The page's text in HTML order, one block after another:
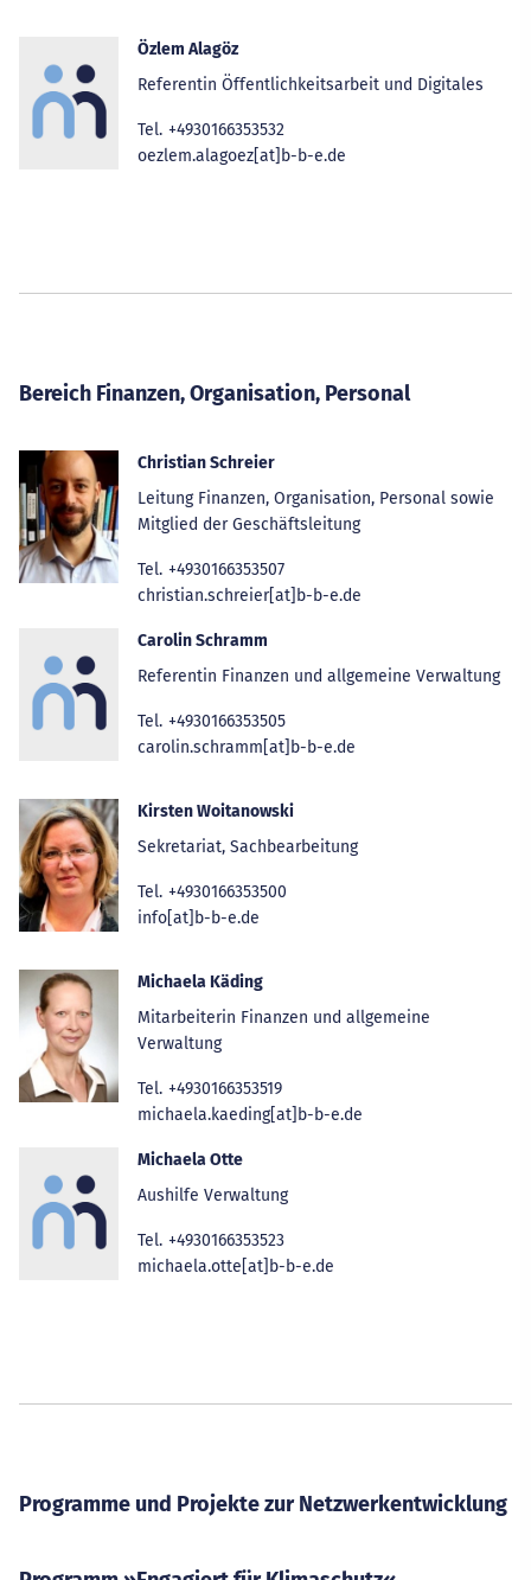
Özlem Alagöz
Referentin Öffentlichkeitsarbeit und Digitales
Tel. +4930166353532
oezlem.alagoez[at]b-b-e.de
Bereich Finanzen, Organisation, Personal
Christian Schreier
Leitung Finanzen, Organisation, Personal sowie
Mitglied der Geschäftsleitung
Tel. +4930166353507
christian.schreier[at]b-b-e.de
Carolin Schramm
Referentin Finanzen und allgemeine Verwaltung
Tel. +4930166353505
carolin.schramm[at]b-b-e.de
Kirsten Woitanowski
Sekretariat, Sachbearbeitung
Tel. +4930166353500
info[at]b-b-e.de
Michaela Käding
Mitarbeiterin Finanzen und allgemeine
Verwaltung
Tel. +4930166353519
michaela.kaeding[at]b-b-e.de
Michaela Otte
Aushilfe Verwaltung
Tel. +4930166353523
michaela.otte[at]b-b-e.de
Programme und Projekte zur Netzwerkentwicklung